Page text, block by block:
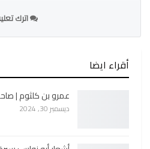
اترك
أقراء ايضا
عمرو بن كلثوم |
ديسمبر 30, 2024